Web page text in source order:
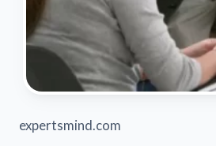
expertsmind.com